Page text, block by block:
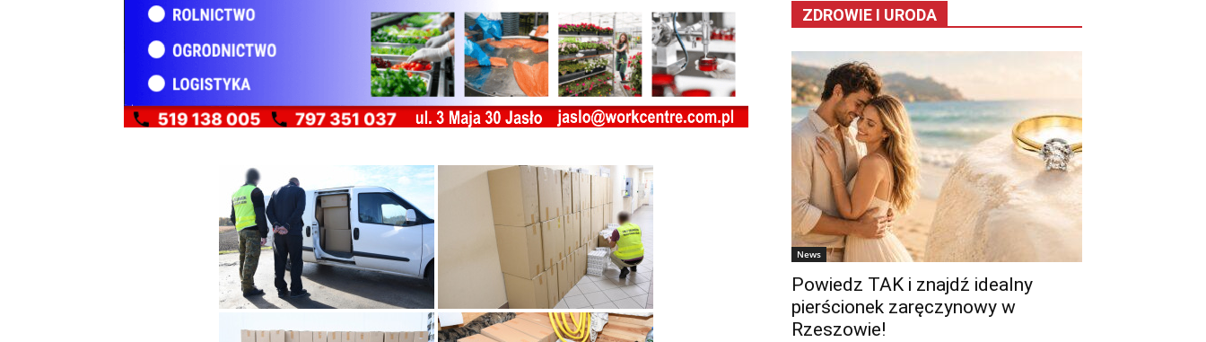
ZDROWIE I URODA
News
Powiedz TAK i znajdź idealny
pierścionek zaręczynowy w
Rzeszowie!